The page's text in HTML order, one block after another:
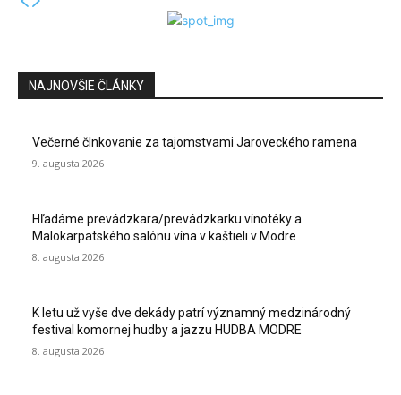
NAJNOVŠIE ČLÁNKY
Večerné člnkovanie za tajomstvami Jaroveckého ramena
9. augusta 2026
Hľadáme prevádzkara/prevádzkarku vínotéky a
Malokarpatského salónu vína v kaštieli v Modre
8. augusta 2026
K letu už vyše dve dekády patrí významný medzinárodný
festival komornej hudby a jazzu HUDBA MODRE
8. augusta 2026